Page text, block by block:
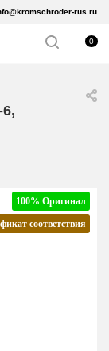
rus.ru
0
100% Оригинал
соответствия